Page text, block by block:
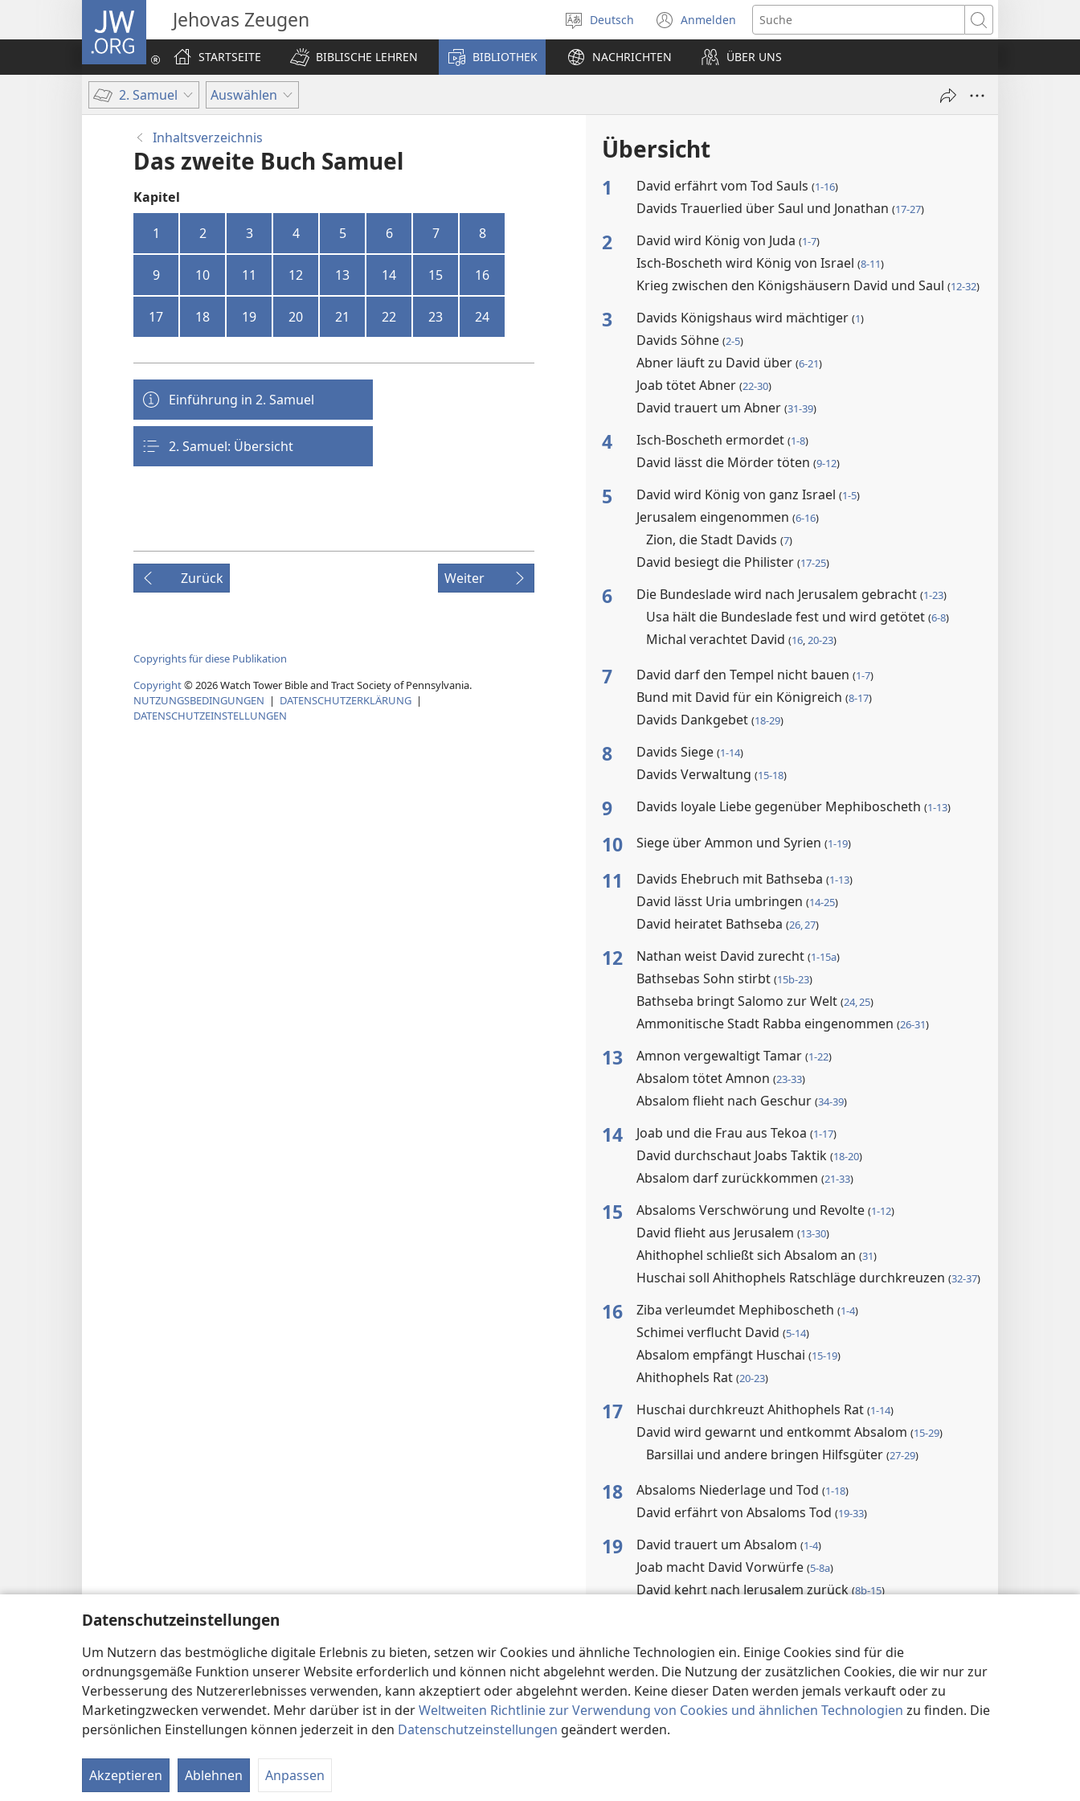
Datenschutzeinstellungen
Um Nutzern das bestmögliche digitale Erlebnis zu bieten, setzen wir Cookies und ähnliche Technologien ein. Einige Cookies sind für die
ordnungsgemäße Funktion unserer Website erforderlich und können nicht abgelehnt werden. Die Nutzung der zusätzlichen Cookies, die wir nur zur
Verbesserung des Nutzererlebnisses verwenden, kann akzeptiert oder abgelehnt werden. Keine dieser Daten werden jemals verkauft oder zu
Marketingzwecken verwendet. Mehr darüber ist in derWeltweiten Richtlinie zur Verwendung von Cookies und ähnlichen Technologien zu finden. Die
persönlichen Einstellungen können jederzeit in den Datenschutzeinstellungen geändert werden.
Akzeptieren Ablehnen Anpassen
JW.ORG Jehovas Zeugen
Sprache
auswählen
Deutsch Anmelden
(öffnet
neues
Fenster)
Suche
STARTSEITE
BIBLISCHE LEHREN BIBLIOTHEK NACHRICHTEN ÜBER UNS
2. Samuel Auswählen
Inhaltsverzeichnis
Das zweite Buch Samuel
Kapitel
1 2 3 4 5 6 7 8
9 10 11 12 13 14 15 16
17 18 19 20 21 22 23 24
Einführung in 2. Samuel
2. Samuel: Übersicht
Zurück Weiter
Copyrights für diese Publikation
Copyright© 2026 Watch Tower Bible and Tract Society of Pennsylvania.
NUTZUNGSBEDINGUNGEN | DATENSCHUTZERKLÄRUNG |
DATENSCHUTZEINSTELLUNGEN
Übersicht
1 David erfährt vom Tod Sauls (1-16)
Davids Trauerlied über Saul und Jonathan (17-27)
2 David wird König von Juda (1-7)
Isch-Boscheth wird König von Israel (8-11)
Krieg zwischen den Königshäusern David und Saul (12-32)
3 Davids Königshaus wird mächtiger (1)
Davids Söhne (2-5)
Abner läuft zu David über (6-21)
Joab tötet Abner (22-30)
David trauert um Abner (31-39)
4 Isch-Boscheth ermordet (1-8)
David lässt die Mörder töten (9-12)
5 David wird König von ganz Israel (1-5)
Jerusalem eingenommen (6-16)
Zion, die Stadt Davids (7)
David besiegt die Philister (17-25)
6 Die Bundeslade wird nach Jerusalem gebracht (1-23)
Usa hält die Bundeslade fest und wird getötet (6-8)
Michal verachtet David (16,20-23)
7 David darf den Tempel nicht bauen (1-7)
Bund mit David für ein Königreich (8-17)
Davids Dankgebet (18-29)
8 Davids Siege (1-14)
Davids Verwaltung (15-18)
9 Davids loyale Liebe gegenüber Mephiboscheth (1-13)
10 Siege über Ammon und Syrien (1-19)
11 Davids Ehebruch mit Bathseba (1-13)
David lässt Uria umbringen (14-25)
David heiratet Bathseba (26, 27)
12 Nathan weist David zurecht (1-15a)
Bathsebas Sohn stirbt (15b-23)
Bathseba bringt Salomo zur Welt (24, 25)
Ammonitische Stadt Rabba eingenommen (26-31)
13 Amnon vergewaltigt Tamar (1-22)
Absalom tötet Amnon (23-33)
Absalom flieht nach Geschur (34-39)
14 Joab und die Frau aus Tekoa (1-17)
David durchschaut Joabs Taktik (18-20)
Absalom darf zurückkommen (21-33)
15 Absaloms Verschwörung und Revolte (1-12)
David flieht aus Jerusalem (13-30)
Ahithophel schließt sich Absalom an (31)
Huschai soll Ahithophels Ratschläge durchkreuzen (32-37)
16 Ziba verleumdet Mephiboscheth (1-4)
Schimei verflucht David (5-14)
Absalom empfängt Huschai (15-19)
Ahithophels Rat (20-23)
17 Huschai durchkreuzt Ahithophels Rat (1-14)
David wird gewarnt und entkommt Absalom (15-29)
Barsillai und andere bringen Hilfsgüter (27-29)
18 Absaloms Niederlage und Tod (1-18)
David erfährt von Absaloms Tod (19-33)
19 David trauert um Absalom (1-4)
Joab macht David Vorwürfe (5-8a)
David kehrt nach Jerusalem zurück(8b-15)
Barsillai wird geehrt(31-40)
Streit zwischen den Stämmen (41-43)
20 Schebas Aufstand und Joabs Mord an Amasa(1-13)
Scheba wird verfolgt und enthauptet